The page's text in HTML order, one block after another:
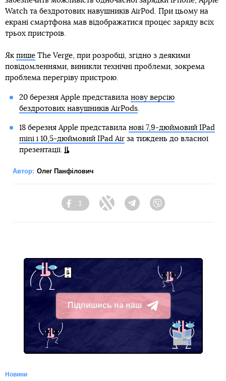
Watch та бездротових навушників AirPod. При цьому на
екрані смартфона мав відображатися процес заряду всіх
трьох пристроїв.
Як пише The Verge, при розробці, згідно з деякими
повідомленнями, виникли технічні проблеми, зокрема
проблема перегріву пристрою.
20 березня Apple представила нову версію
бездротових навушників AirPods.
18 березня Apple представила нові 7,9-дюймовий IPad
mini і 10,5-дюймовий IPad Airза тиждень до власної
презентації.
Автор: Олег Панфілович
Facebook
1
Twitter TelegramViber
Підпишись на наш
Telegram
Новини